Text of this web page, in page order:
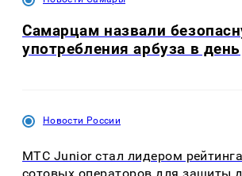
Самарцам назвали
употребления арбуза в день
Новости России
МТС Junior стал лидером